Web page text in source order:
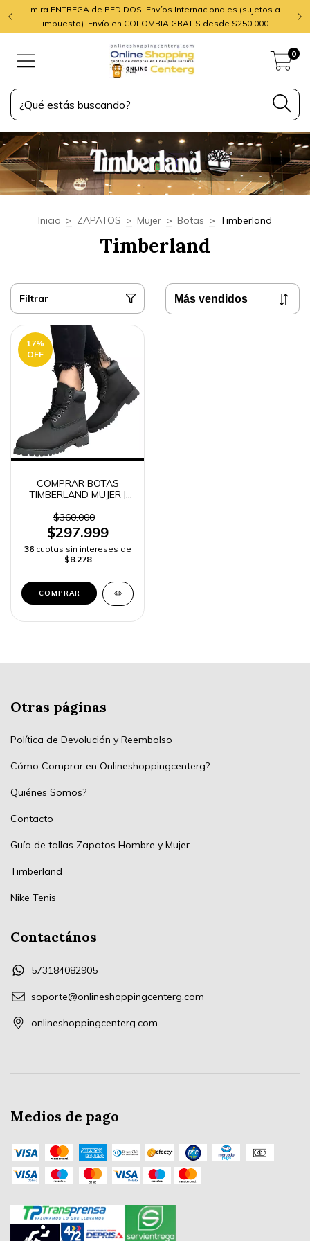
mira ENTREGA de PEDIDOS. Envíos Internacionales (sujetos a
impuesto). Envío en COLOMBIA GRATIS desde $250,000
0
Inicio > ZAPATOS > Mujer > Botas > Timberland
Timberland
Filtrar
17%
OFF
COMPRAR BOTAS
TIMBERLAND MUJER |
$360.000
$297.999
36 cuotas sin intereses de
$8.278
COMPRAR
Otras páginas
Política de Devolución y Reembolso
Cómo Comprar en Onlineshoppingcenterg?
Quiénes Somos?
Contacto
Guía de tallas Zapatos Hombre y Mujer
Timberland
Nike Tenis
Contactános
573184082905
soporte@onlineshoppingcenterg.com
onlineshoppingcenterg.com
Medios de pago